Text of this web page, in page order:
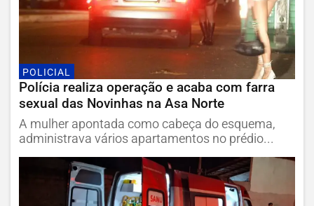
POLICIAL
Polícia realiza operação e acaba com farra
sexual das Novinhas na Asa Norte
A mulher apontada como cabeça do esquema,
administrava vários apartamentos no prédio...